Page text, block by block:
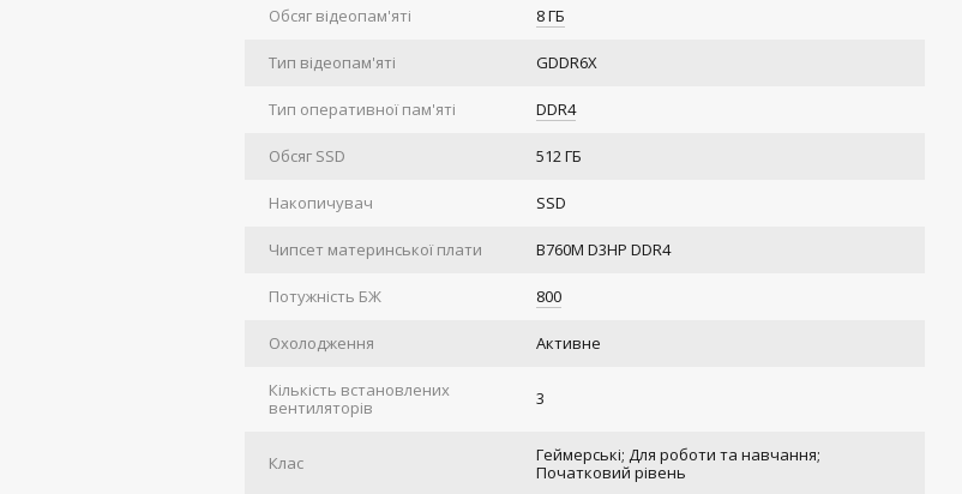
Обсяг відеопам'яті 8 ГБ
Тип відеопам'яті GDDR6X
Тип оперативної пам'яті DDR4
Обсяг SSD 512 ГБ
Накопичувач SSD
Чипсет материнської плати B760M D3HP DDR4
Потужність БЖ 800
Охолодження Активне
Кількість встановлених
вентиляторів
3
Клас
Геймерські; Для роботи та навчання;
Початковий рівень